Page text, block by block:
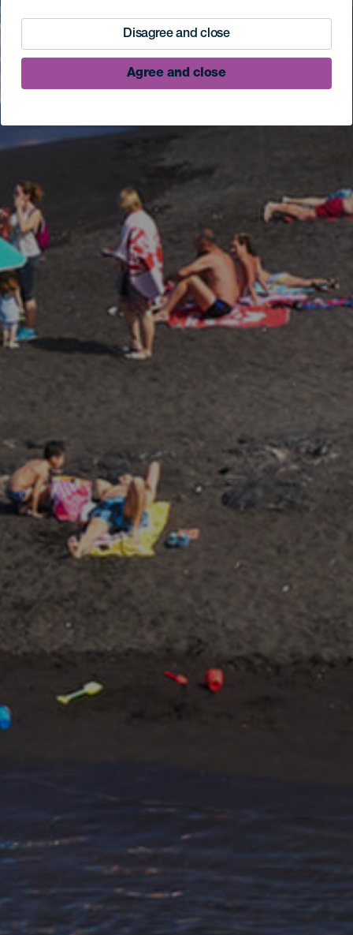
Disagree and close
Agree and close